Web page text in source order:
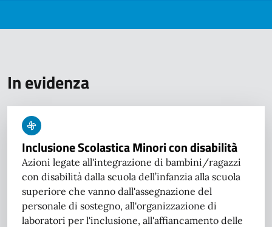
In evidenza
Inclusione Scolastica Minori con disabilità
Azioni legate all'integrazione di bambini/ragazzi
con disabilità dalla scuola dell’infanzia alla scuola
superiore che vanno dall'assegnazione del
personale di sostegno, all'organizzazione di
laboratori per l'inclusione, all'affiancamento delle